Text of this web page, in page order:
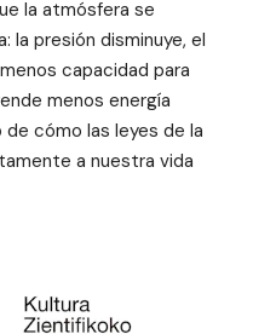
la atmósfera se
la presión disminuye, el
capacidad para
menos energía
cómo las leyes de la
a nuestra vida